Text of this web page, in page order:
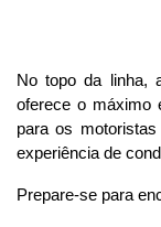
No topo da linha,
oferece o máximo
para os
experiência de
Prepare-se para